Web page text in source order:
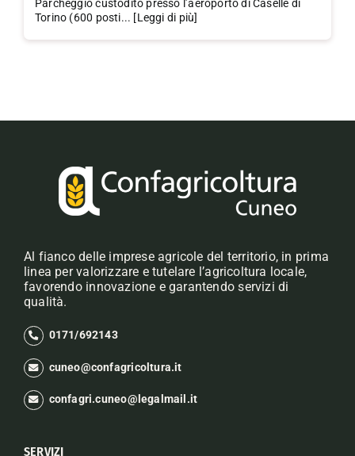
Parcheggio custodito presso l’aeroporto di Caselle di
Torino (600 posti... [Leggi di più]
Al fianco delle imprese agricole del territorio, in prima
linea per valorizzare e tutelare l’agricoltura locale,
favorendo innovazione e garantendo servizi di
qualità.
0171/692143
cuneo@confagricoltura.it
confagri.cuneo@legalmail.it
SERVIZI